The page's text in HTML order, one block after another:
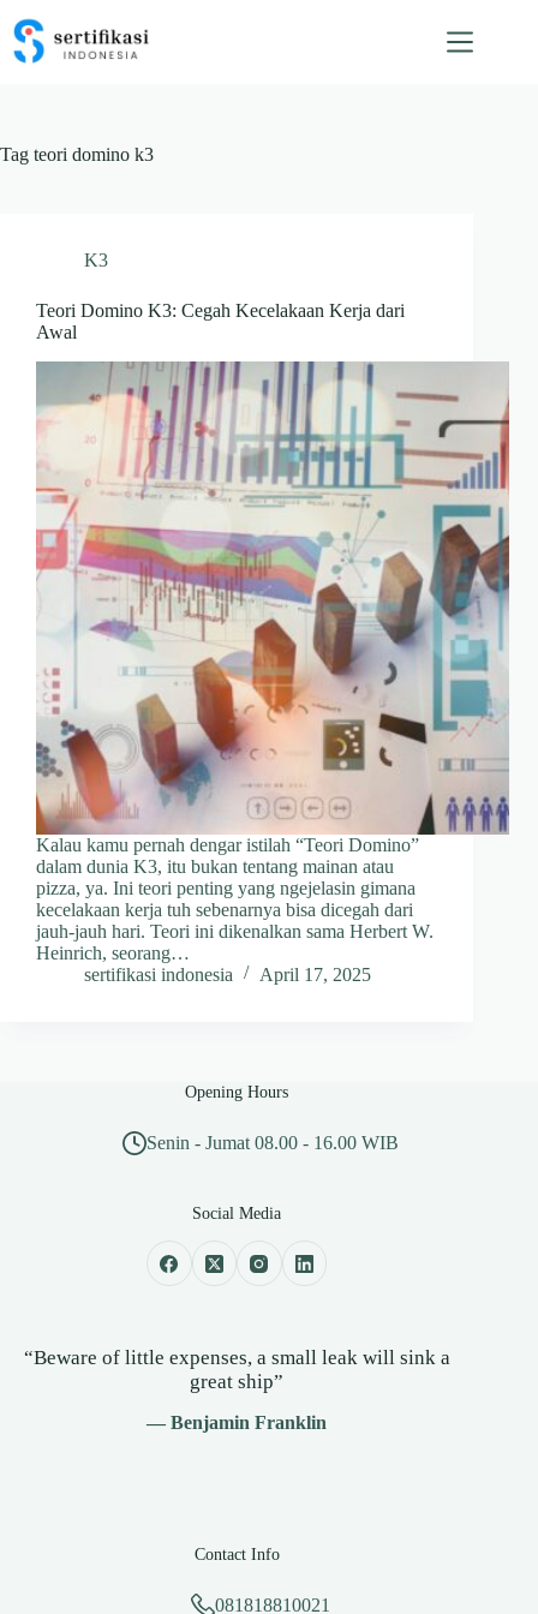
content
Tag teori domino k3
K3
Teori Domino K3: Cegah Kecelakaan Kerja dari
Awal
Kalau kamu pernah dengar istilah “Teori Domino”
dalam dunia K3, itu bukan tentang mainan atau
pizza, ya. Ini teori penting yang ngejelasin gimana
kecelakaan kerja tuh sebenarnya bisa dicegah dari
jauh-jauh hari. Teori ini dikenalkan sama Herbert W.
Heinrich, seorang…
sertifikasi indonesia
April 17, 2025
Opening Hours
Senin - Jumat 08.00 - 16.00 WIB
Social Media
“Beware of little expenses, a small leak will sink a
great ship”
— Benjamin Franklin
Contact Info
081818810021